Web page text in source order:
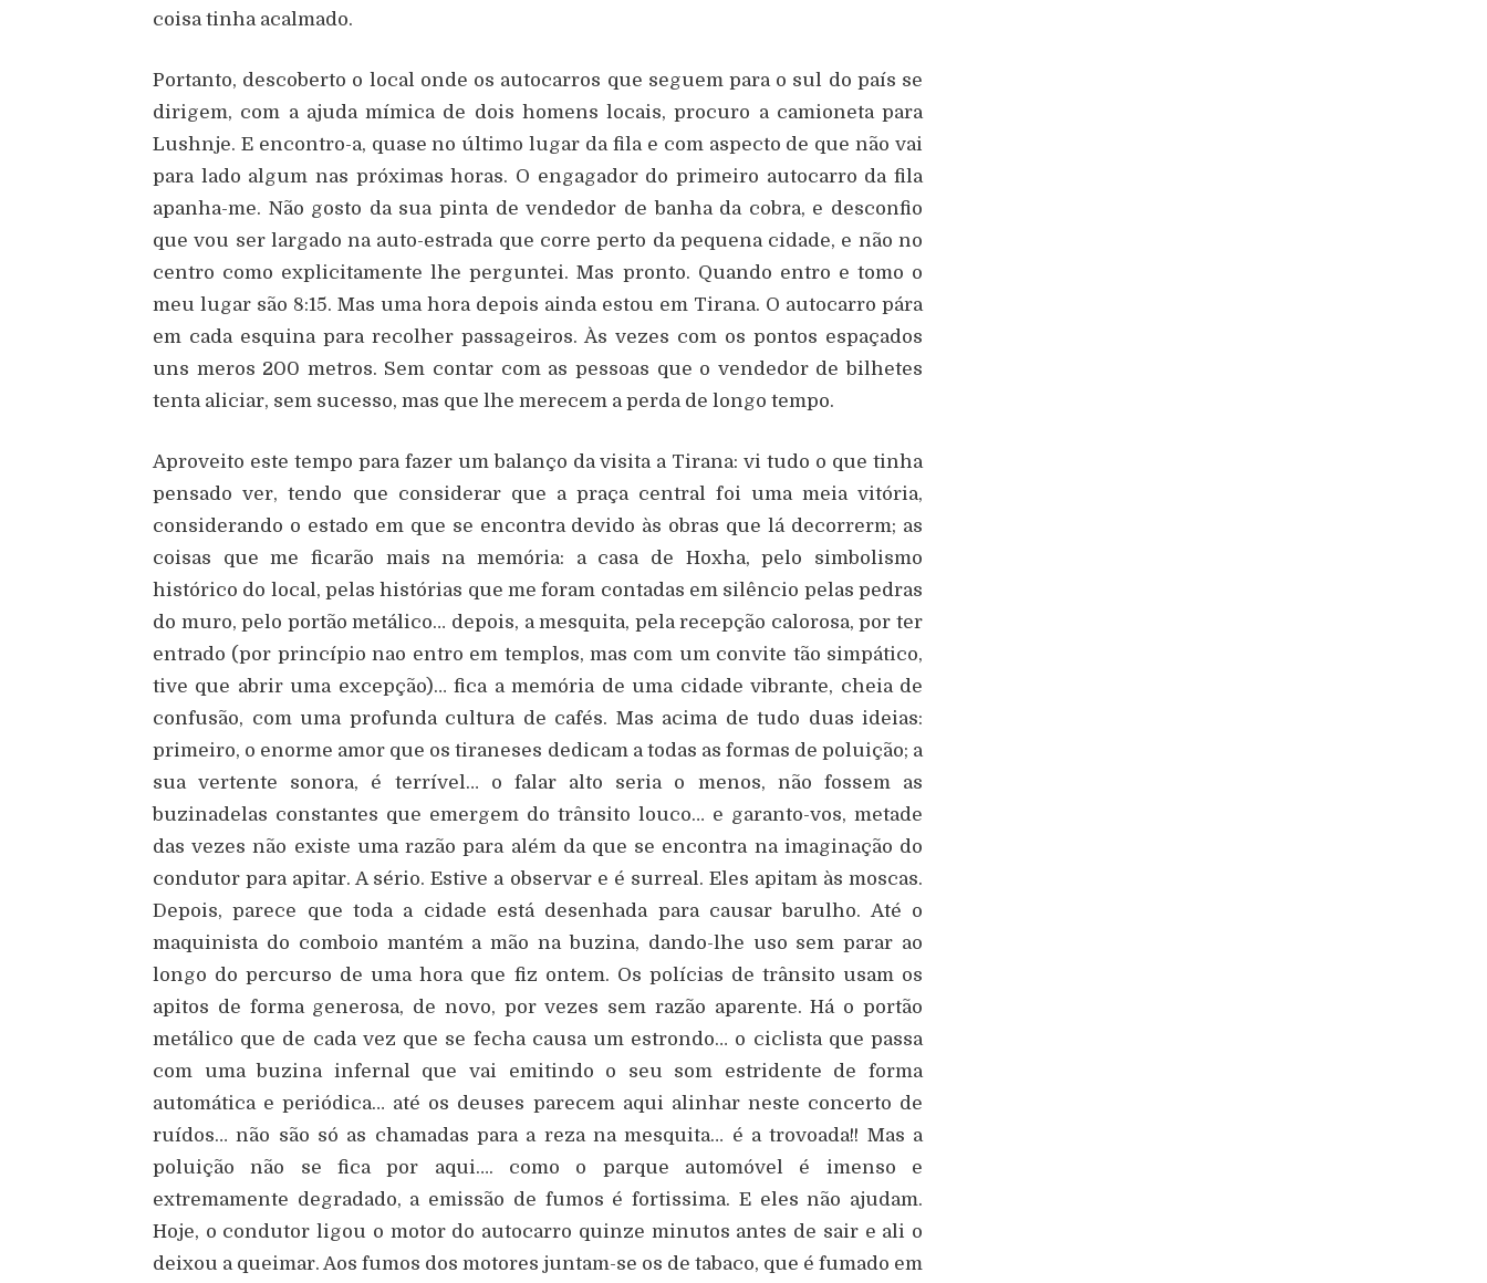
coisa tinha acalmado.
Portanto, descoberto o local onde os autocarros que seguem para o sul do país se
dirigem, com a ajuda mímica de dois homens locais, procuro a camioneta para
Lushnje. E encontro-a, quase no último lugar da fila e com aspecto de que não vai
para lado algum nas próximas horas. O engagador do primeiro autocarro da fila
apanha-me. Não gosto da sua pinta de vendedor de banha da cobra, e desconfio
que vou ser largado na auto-estrada que corre perto da pequena cidade, e não no
centro como explicitamente lhe perguntei. Mas pronto. Quando entro e tomo o
meu lugar são 8:15. Mas uma hora depois ainda estou em Tirana. O autocarro pára
em cada esquina para recolher passageiros. Às vezes com os pontos espaçados
uns meros 200 metros. Sem contar com as pessoas que o vendedor de bilhetes
tenta aliciar, sem sucesso, mas que lhe merecem a perda de longo tempo.
Aproveito este tempo para fazer um balanço da visita a Tirana: vi tudo o que tinha
pensado ver, tendo que considerar que a praça central foi uma meia vitória,
considerando o estado em que se encontra devido às obras que lá decorrerm; as
coisas que me ficarão mais na memória: a casa de Hoxha, pelo simbolismo
histórico do local, pelas histórias que me foram contadas em silêncio pelas pedras
do muro, pelo portão metálico… depois, a mesquita, pela recepção calorosa, por ter
entrado (por princípio nao entro em templos, mas com um convite tão simpático,
tive que abrir uma excepção)… fica a memória de uma cidade vibrante, cheia de
confusão, com uma profunda cultura de cafés. Mas acima de tudo duas ideias:
primeiro, o enorme amor que os tiraneses dedicam a todas as formas de poluição; a
sua vertente sonora, é terrível… o falar alto seria o menos, não fossem as
buzinadelas constantes que emergem do trânsito louco… e garanto-vos, metade
das vezes não existe uma razão para além da que se encontra na imaginação do
condutor para apitar. A sério. Estive a observar e é surreal. Eles apitam às moscas.
Depois, parece que toda a cidade está desenhada para causar barulho. Até o
maquinista do comboio mantém a mão na buzina, dando-lhe uso sem parar ao
longo do percurso de uma hora que fiz ontem. Os polícias de trânsito usam os
apitos de forma generosa, de novo, por vezes sem razão aparente. Há o portão
metálico que de cada vez que se fecha causa um estrondo… o ciclista que passa
com uma buzina infernal que vai emitindo o seu som estridente de forma
automática e periódica… até os deuses parecem aqui alinhar neste concerto de
ruídos… não são só as chamadas para a reza na mesquita… é a trovoada!! Mas a
poluição não se fica por aqui…. como o parque automóvel é imenso e
extremamente degradado, a emissão de fumos é fortissima. E eles não ajudam.
Hoje, o condutor ligou o motor do autocarro quinze minutos antes de sair e ali o
deixou a queimar. Aos fumos dos motores juntam-se os de tabaco, que é fumado em